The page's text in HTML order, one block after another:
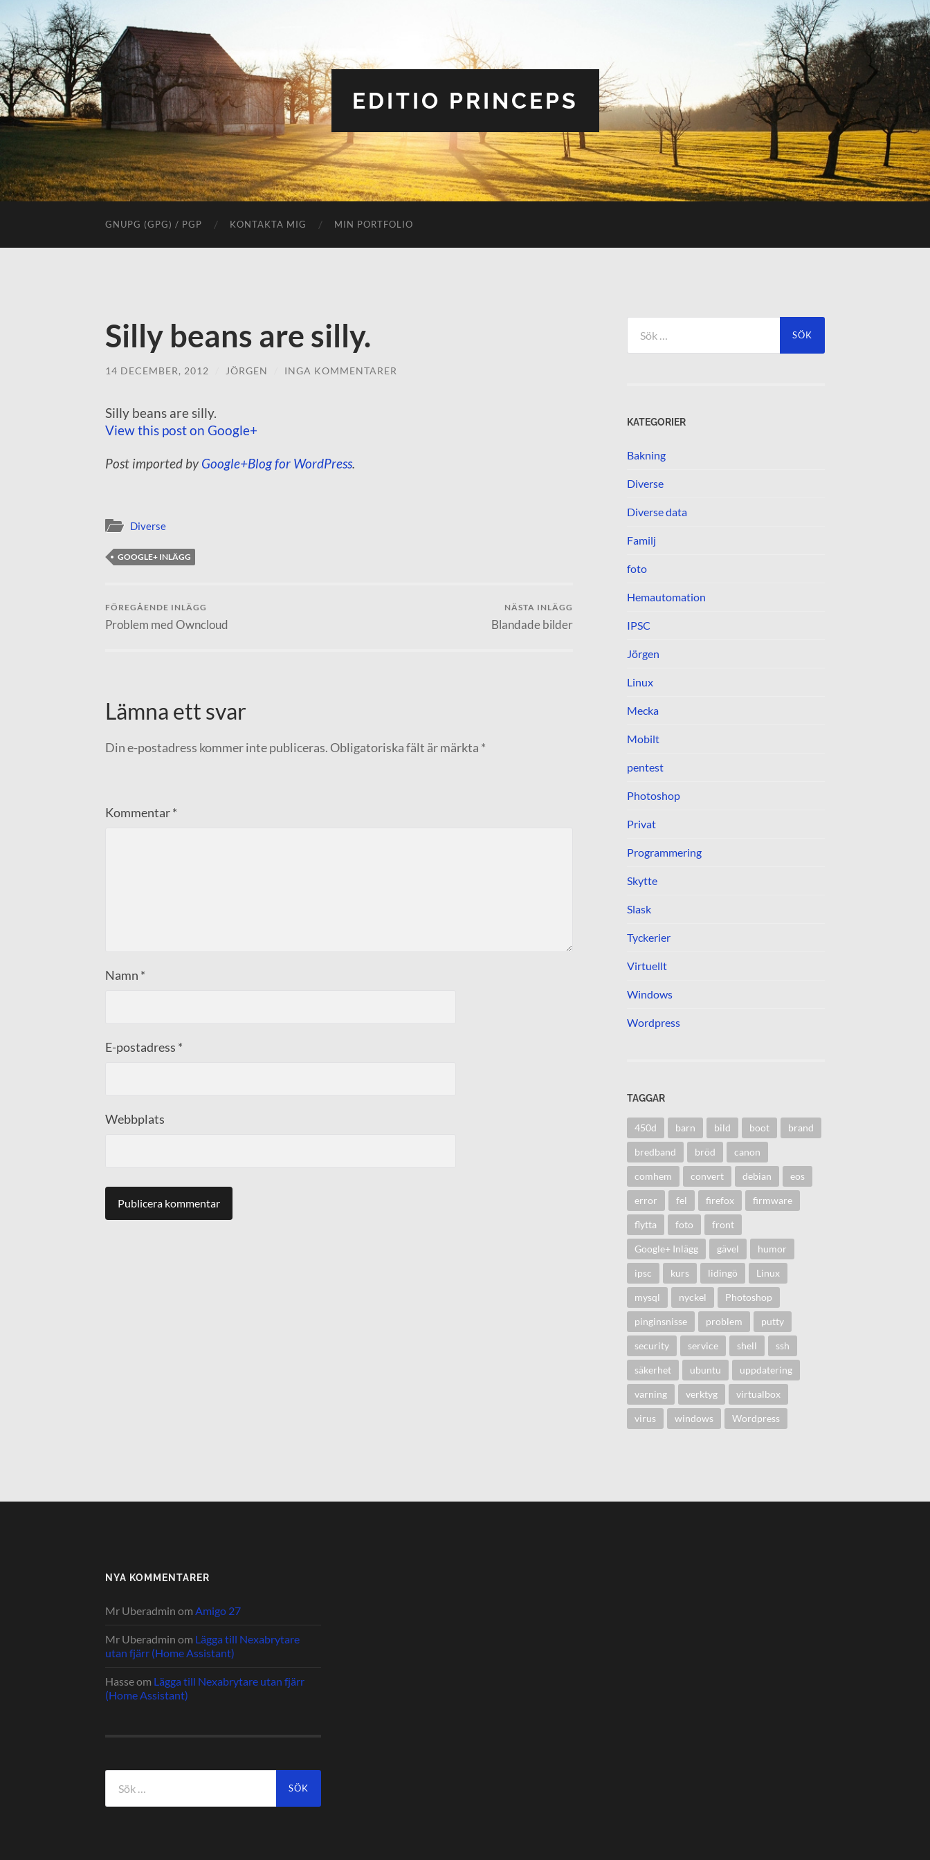
EDITIO PRINCEPS
GNUPG (GPG) / PGP KONTAKTA MIG MIN PORTFOLIO
Silly beans are silly.
14 DECEMBER, 2012 JÖRGEN INGA KOMMENTARER
Silly beans are silly.
View this post on Google+
Post imported byGoogle+Blog for WordPress
Diverse
GOOGLE+ INLÄGG
FÖREGÅENDE INLÄGG
Problem med Owncloud
NÄSTA INLÄGG
Blandade bilder
Lämna ett svar
Din e-postadress kommer inte publiceras. Obligatoriska fält är märkta *
Kommentar*
Namn *
E-postadress *
Webbplats
efter:
KATEGORIER
Bakning
Diverse
Diverse data
Familj
foto
Hemautomation
IPSC
Jörgen
Linux
Mecka
Mobilt
pentest
Photoshop
Privat
Programmering
Skytte
Slask
Tyckerier
Virtuellt
Windows
Wordpress
TAGGAR
450d barn bild boot brand
bredband bröd canon
comhem convert debian eos
error fel firefox firmware
flytta foto front
Google+ Inlägg gävel humor
ipsc kurs lidingö Linux
mysql nyckel Photoshop
pinginsnisse problem putty
security service shell ssh
säkerhet ubuntu uppdatering
varning verktyg virtualbox
virus windows Wordpress
NYA KOMMENTARER
Mr Uberadmin om Amigo 27
Mr Uberadmin om Lägga till Nexabrytare
utan fjärr (Home Assistant)
Hasseom Lägga till Nexabrytare utan fjärr
(Home Assistant)
efter: